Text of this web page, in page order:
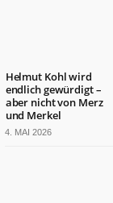
Helmut Kohl wird
endlich gewürdigt –
aber nicht von Merz
und Merkel
4. MAI 2026
DAS
IST
BERLIN.JETZT